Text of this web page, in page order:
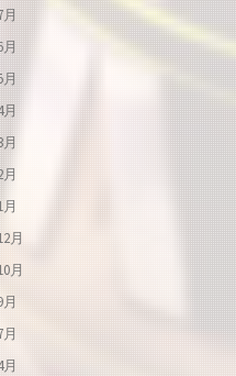
月
月
月
月
月
月